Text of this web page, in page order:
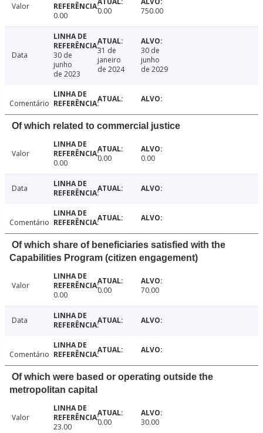
Valor
0.00
0.00 750.00
Data
30 de
junho
de 2023
31 de
janeiro
de 2024
30 de
junho
de 2029
Comentário
Of which related to commercial justice
Valor
0.00
0.00 0.00
Data
Comentário
Of which share of beneficiaries satisfied with the
Capabilities Program (citizen engagement)
Valor
0.00
0.00 70.00
Data
Comentário
Of which were based or operating outside the
metropolitan capital
Valor
23.00
0.00 30.00